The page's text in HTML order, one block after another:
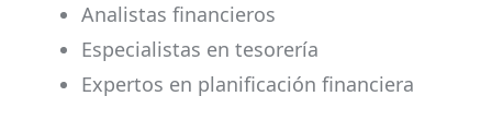
Analistas financieros
Especialistas en tesorería
Expertos en planificación financiera